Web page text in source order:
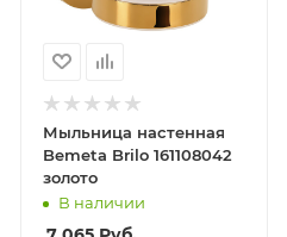
Мыльница настенная
Bemeta Brilo 161108042
золото
В наличии